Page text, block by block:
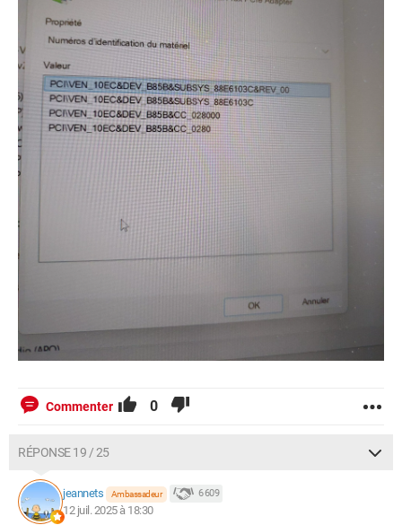
Commenter 0
RÉPONSE 19 / 25
jeannets Ambassadeur 6 609
12 juil. 2025 à 18:30